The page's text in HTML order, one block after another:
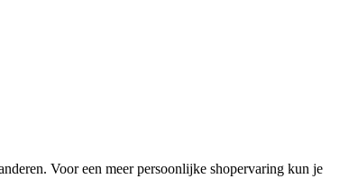
Voor een meer persoonlijke shopervaring kun je